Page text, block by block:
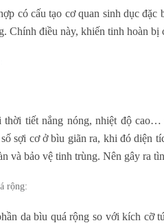
có cấu tạo cơ quan sinh dục
Chính điều này, khiến tinh hoàn bị
tiết nắng nóng, nhiệt độ
sợi cơ ở bìu giãn ra, khi đó diện
và bảo vệ tinh trùng. Nên gây ra
rộng:
da bìu quá rộng so với kích cỡ